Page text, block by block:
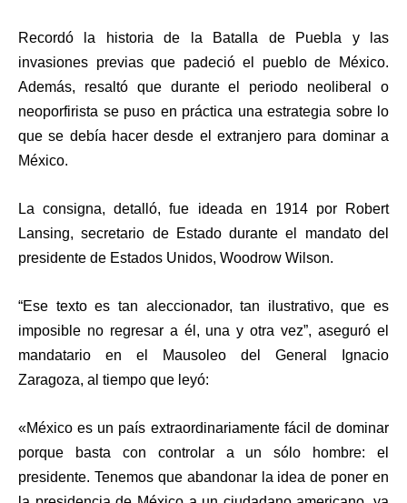
Recordó la historia de la Batalla de Puebla y las
invasiones previas que padeció el pueblo de México.
Además, resaltó que durante el periodo neoliberal o
neoporfirista se puso en práctica una estrategia sobre lo
que se debía hacer desde el extranjero para dominar a
México.
La consigna, detalló, fue ideada en 1914 por Robert
Lansing, secretario de Estado durante el mandato del
presidente de Estados Unidos, Woodrow Wilson.
“Ese texto es tan aleccionador, tan ilustrativo, que es
imposible no regresar a él, una y otra vez”, aseguró el
mandatario en el Mausoleo del General Ignacio
Zaragoza, al tiempo que leyó:
«México es un país extraordinariamente fácil de dominar
porque basta con controlar a un sólo hombre: el
presidente. Tenemos que abandonar la idea de poner en